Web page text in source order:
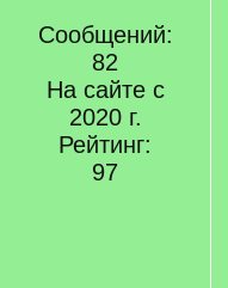
Сообщений:
82
На сайте с
2020 г.
Рейтинг:
97